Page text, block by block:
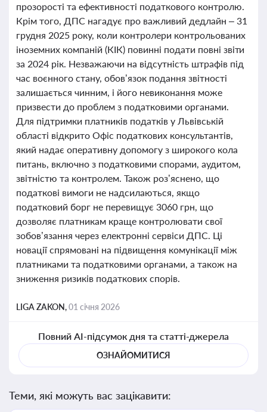
прозорості та ефективності податкового контролю.
Крім того, ДПС нагадує про важливий дедлайн – 31
грудня 2025 року, коли контролери контрольованих
іноземних компаній (КІК) повинні подати повні звіти
за 2024 рік. Незважаючи на відсутність штрафів під
час воєнного стану, обов’язок подання звітності
залишається чинним, і його невиконання може
призвести до проблем з податковими органами.
Для підтримки платників податків у Львівській
області відкрито Офіс податкових консультантів,
який надає оперативну допомогу з широкого кола
питань, включно з податковими спорами, аудитом,
звітністю та контролем. Також роз’яснено, що
податкові вимоги не надсилаються, якщо
податковий борг не перевищує 3060 грн, що
дозволяє платникам краще контролювати свої
зобов’язання через електронні сервіси ДПС. Ці
новації спрямовані на підвищення комунікації між
платниками та податковими органами, а також на
зниження ризиків податкових спорів.
LIGA ZAKON,01 січня 2026
Повний AI-підсумок дня та статті-джерела
ОЗНАЙОМИТИСЯ
Теми, які можуть вас зацікавити: